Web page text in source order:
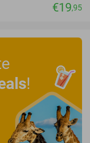
€19,95
!